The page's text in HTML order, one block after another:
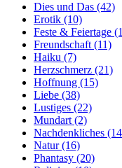
Dies und Das (42)
Erotik (10)
Feste & Feiertage
Freundschaft (11)
Haiku (7)
Herzschmerz (21)
Hoffnung (15)
Liebe (38)
Lustiges (22)
Mundart (2)
Nachdenkliches
Natur(16)
Phantasy (20)